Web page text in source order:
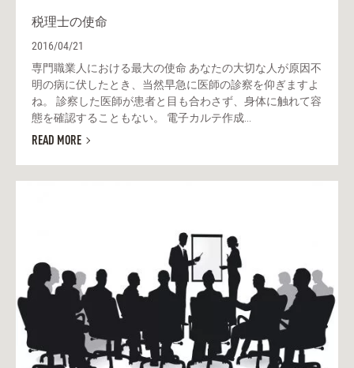
税理士の使命
2016/04/21
専門職業人における最大の使命 あなたの大切な人が原因不
明の病に伏したとき、当然早急に医師の診察を仰ぎますよ
ね。 診察した医師が患者と目も合わさず、身体に触れて容
態を確認することもない。 電子カルテ作成...
READ MORE